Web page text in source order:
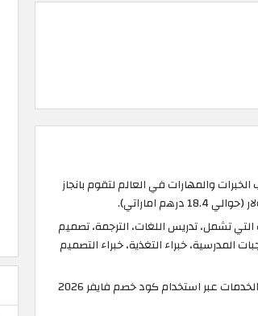
والمهارات في العالم لتقوم بانجاز
تشمل، تدريس اللغات، الترجمة، تصميم
المدرسية، خبراء التغذية، خبراء التصميم
يمكنك الإستفادة من تخفيضات مغرية على أسعار الخدمات عبر استخدام كود خصم فايفر 2026